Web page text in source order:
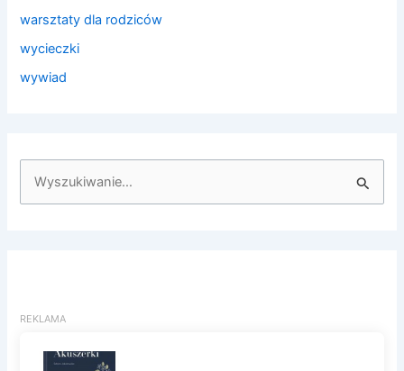
warsztaty dla rodziców
wycieczki
wywiad
j